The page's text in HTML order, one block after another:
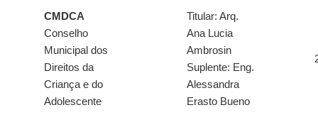
CMDCA
Conselho
Municipal dos
Direitos da
Criança e do
Adolescente
Titular: Arq.
Ana Lucia
Ambrosin
Suplente: Eng.
Alessandra
Erasto Bueno